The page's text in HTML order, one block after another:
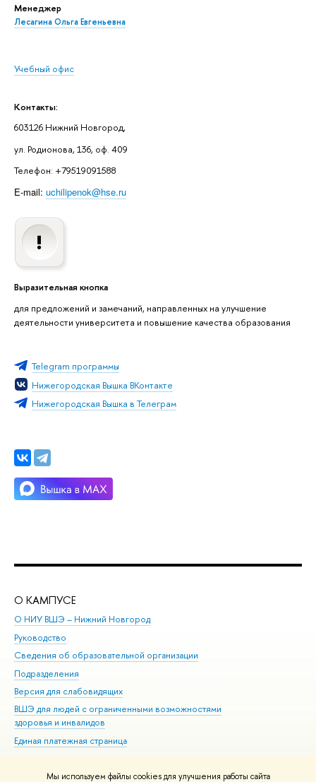
Мы используем файлы cookies для улучшения работы сайта
Менеджер
Лесагина Ольга Евгеньевна
Учебный офис
Контакты:
603126 Нижний Новгород,
ул. Родионова, 136, оф. 409
Телефон: +79519091588
E-mail: uchilipenok@hse.ru
Выразительная кнопка
для предложений и замечаний, направленных на улучшение
деятельности университета и повышение качества образования
Telegram программы
Нижегородская Вышка ВКонтакте
Нижегородская Вышка в Телеграм
О КАМПУСЕ
О НИУ ВШЭ – Нижний Новгород
Руководство
Сведения об образовательной организации
Подразделения
Версия для слабовидящих
ВШЭ для людей с ограниченными возможностями
здоровья и инвалидов
Единая платежная страница